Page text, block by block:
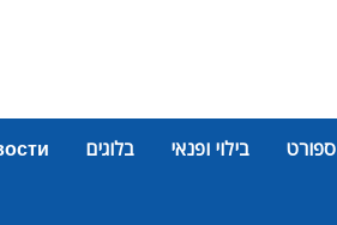
ספורט בילוי ופנאי בלוגים